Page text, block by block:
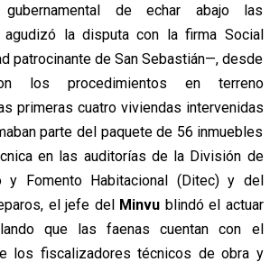
gubernamental de echar abajo las
agudizó la disputa con la firma Social
patrocinante de San Sebastián—, desde
los procedimientos en terreno
primeras cuatro viviendas intervenidas
parte del paquete de 56 inmuebles
en las auditorías de la División de
y Fomento Habitacional (Ditec) y del
el jefe del Minvu blindó el actuar
que las faenas cuentan con el
los fiscalizadores técnicos de obra y